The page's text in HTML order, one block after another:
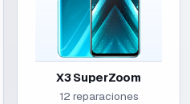
X3 SuperZoom
12 reparaciones